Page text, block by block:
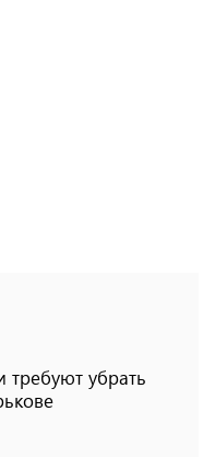
убрать